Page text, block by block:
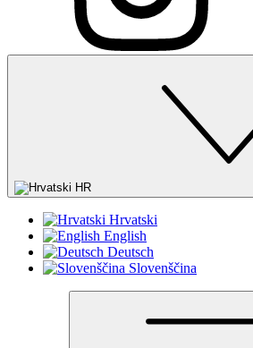
HR
Hrvatski
English
Deutsch
Slovenščina